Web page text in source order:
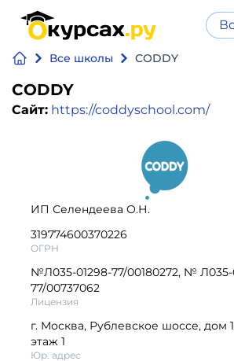
Все школы CODDY
CODDY
Сайт: https://coddyschool.com/
ИП Селендеева О.Н.
319774600370226
ОГРН
№Л035-01298-77/00180272, № Л035-
77/00737062
Лицензия
г. Москва, Рублевское шоссе, дом
этаж 1
Юр. адрес
Нейросеть
финансы
Дизайн
Аналитика
Видео,
фото,
интеллекту
Курсы по
Бесплатно